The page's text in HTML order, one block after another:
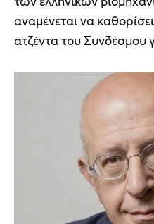
αναμένεται να
ατζέντα του Συνδέσμου